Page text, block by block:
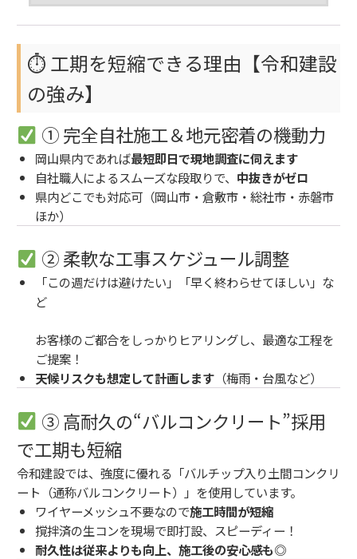
⏱ 工期を短縮できる理由【令和建設
の強み】
① 完全自社施工＆地元密着の機動力
岡山県内であれば最短即日で現地調査に伺えます
自社職人によるスムーズな段取りで、 中抜きがゼロ
県内どこでも対応可（岡山市・倉敷市・総社市・赤磐市
ほか）
② 柔軟な工事スケジュール調整
「この週だけは避けたい」「早く終わらせてほしい」な
ど
お客様のご都合をしっかりヒアリングし、最適な工程を
ご提案！
天候リスクも想定して計画します （梅雨・台風など）
③ 高耐久の“バルコンクリート”採用
で工期も短縮
令和建設では、強度に優れる「バルチップ入り土間コンクリ
ート（通称バルコンクリート）」を使用しています。
ワイヤーメッシュ不要なので施工時間が短縮
撹拌済の生コンを現場で即打設、スピーディー！
耐久性は従来よりも向上、施工後の安心感も◎